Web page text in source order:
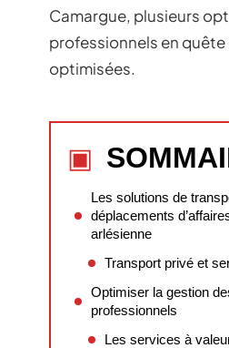
Camargue, plusieurs
professionnels en
optimisées.
Les solutions de
déplacements
arlésienne
Transport privé et
Optimiser la gestion
professionnels
Les services à